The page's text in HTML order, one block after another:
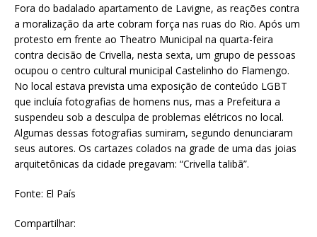
Fora do badalado apartamento de Lavigne, as reações contra
a moralização da arte cobram força nas ruas do Rio. Após um
protesto em frente ao Theatro Municipal na quarta-feira
contra decisão de Crivella, nesta sexta, um grupo de pessoas
ocupou o centro cultural municipal Castelinho do Flamengo.
No local estava prevista uma exposição de conteúdo LGBT
que incluía fotografias de homens nus, mas a Prefeitura a
suspendeu sob a desculpa de problemas elétricos no local.
Algumas dessas fotografias sumiram, segundo denunciaram
seus autores. Os cartazes colados na grade de uma das joias
arquitetônicas da cidade pregavam: “Crivella talibã”.
Fonte: El País
Compartilhar: